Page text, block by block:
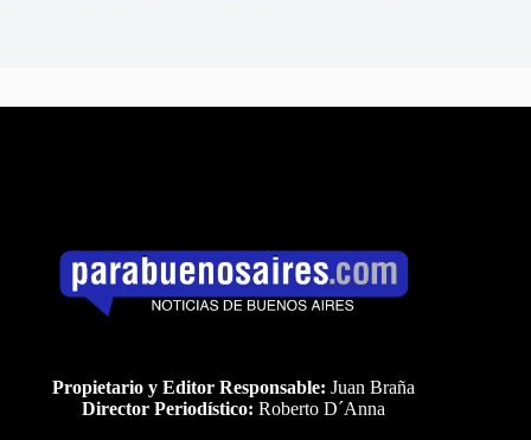
Propietario y Editor Responsable: Juan Braña
Director Periodístico: Roberto D´Anna